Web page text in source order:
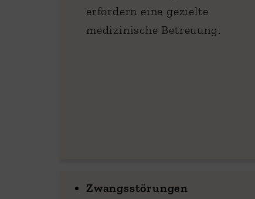
erfordern eine gezielte
medizinische Betreuung.
Zwangsstörungen